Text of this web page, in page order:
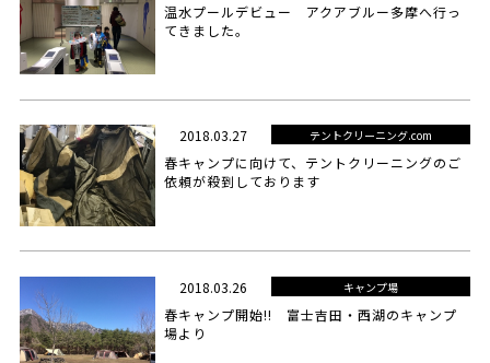
温水プールデビュー アクアブルー多摩へ行っ
てきました。
2018.03.27 テントクリーニング.com
春キャンプに向けて、テントクリーニングのご
依頼が殺到しております
2018.03.26 キャンプ場
春キャンプ開始!! 富士吉田・西湖のキャンプ
場より